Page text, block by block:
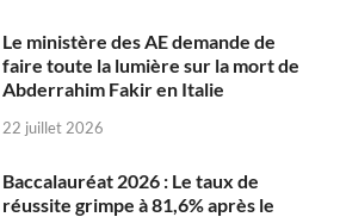
Le ministère des AE demande de
faire toute la lumière sur la mort de
Abderrahim Fakir en Italie
22 juillet 2026
Baccalauréat 2026 : Le taux de
réussite grimpe à 81,6% après le